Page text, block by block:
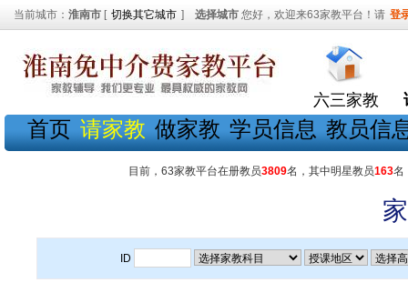
当前城市： 淮南市 [ 切换其它城市 ] 选择城市 您好，欢迎来63家教平台！请 登
六三家教
首页 请家教 做家教 学员信息 教员信
目前，63家教平台在册教员3809名，其中明星教员163名
ID